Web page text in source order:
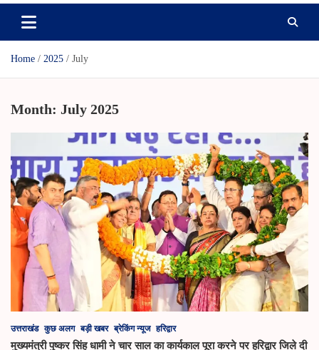
Home 2025 July
Month: July 2025
उत्तराखंड कुछ अलग बड़ी खबर ब्रेकिंग न्यूज हरिद्वार
मुख्यमंत्री पुष्कर सिंह धामी ने चार साल का कार्यकाल पूरा करने पर हरिद्वार जिले दी